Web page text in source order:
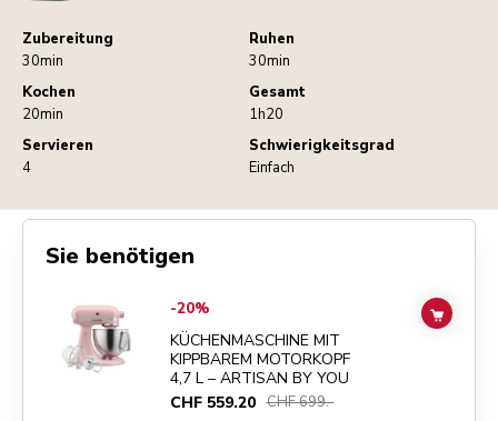
Zubereitung
30min
Ruhen
30min
Kochen
20min
Gesamt
1h20
Servieren
4
Schwierigkeitsgrad
Einfach
Sie benötigen
Go toKÜCHENMASCHINE MIT KIPPBAREM MOTORKOPF 4,7 L –
-20%
KÜCHENMASCHINE MIT
KIPPBAREM MOTORKOPF
4,7 L – ARTISAN BY YOU
CHF 559.20 CHF 699.-
ADD